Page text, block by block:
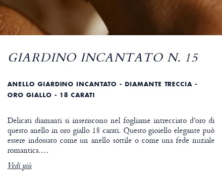
GIARDINO INCANTATO N. 15
ANELLO GIARDINO INCANTATO - DIAMANTE TRECCIA -
ORO GIALLO - 18 CARATI
Delicati diamanti si inseriscono nel fogliame intrecciato d’oro di
questo anello in oro giallo 18 carati. Questo gioiello elegante può
essere indossato come un anello sottile o come una fede nuziale
romantica.…
Vedi più